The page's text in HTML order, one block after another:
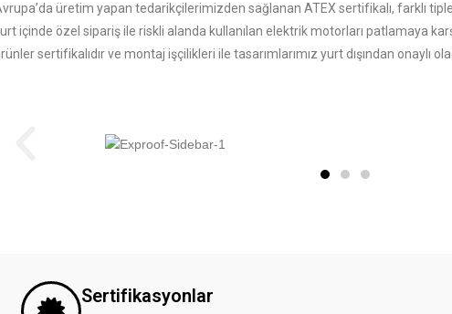
üretim yapan tedarikçilerimizden sağlanan ATEX sertifikalı, farklı
içinde özel sipariş ile riskli alanda kullanılan elektrik motorları patlamaya
sertifikalıdır ve montaj işçilikleri ile tasarımlarımız yurt dışından onaylı
Sertifikasyonlar